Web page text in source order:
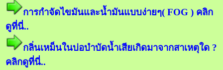
การกำจัดไขมันและน้ำมันแบบง่ายๆ( FOG ) คลิก
ดูที่นี่..
กลิ่นเหม็นในบ่อบำบัดน้ำเสียเกิดมาจากสาเหตุใด ?
คลิกดูที่นี่..